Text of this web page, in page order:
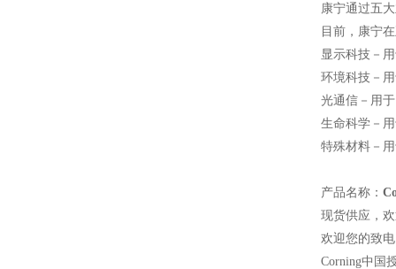
康宁通过五
目前，康宁
显示科技－
环境科技－
光通信－用
生命科学－
特殊材料－
产品名称：
现货供应，
欢迎您的
Corning中国